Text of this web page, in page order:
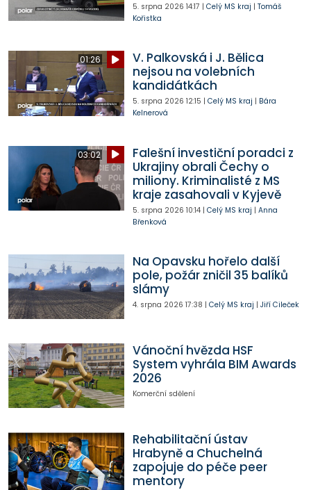
5. srpna 2026 14:17 | Celý MS kraj | Tomáš
Kořistka
01:26
V. Palkovská i J. Bělica
nejsou na volebních
kandidátkách
5. srpna 2026 12:15 | Celý MS kraj | Bára
Kelnerová
03:02
Falešní investiční poradci z
Ukrajiny obrali Čechy o
miliony. Kriminalisté z MS
kraje zasahovali v Kyjevě
5. srpna 2026 10:14| Celý MS kraj | Anna
Břenková
Na Opavsku hořelo další
pole, požár zničil 35 balíků
slámy
4. srpna 2026 17:38 | Celý MS kraj | Jiří Cileček
Vánoční hvězda HSF
System vyhrála BIM Awards
2026
Komerční sdělení
Rehabilitační ústav
Hrabyně a Chuchelná
zapojuje do péče peer
mentory